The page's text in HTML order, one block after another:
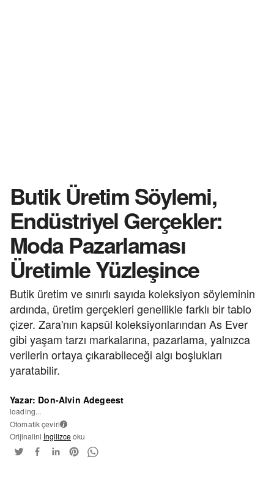
Butik Üretim Söylemi,
Endüstriyel Gerçekler:
Moda Pazarlaması
Üretimle Yüzleşince
Butik üretim ve sınırlı sayıda koleksiyon söyleminin
ardında, üretim gerçekleri genellikle farklı bir tablo
çizer. Zara'nın kapsül koleksiyonlarından As Ever
gibi yaşam tarzı markalarına, pazarlama, yalnızca
verilerin ortaya çıkarabileceği algı boşlukları
yaratabilir.
Yazar: Don-Alvin Adegeest
loading...
Otomatik çeviri i
Orijinalini İngilizceoku